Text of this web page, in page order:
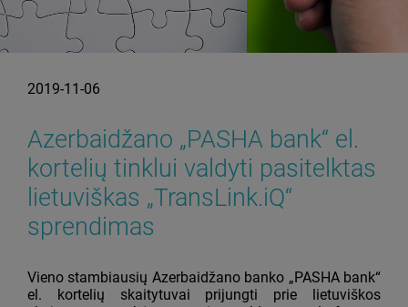
2019-11-06
Azerbaidžano „PASHA bank“ el.
kortelių tinklui valdyti pasitelktas
lietuviškas „TransLink.iQ“
sprendimas
Vieno stambiausių Azerbaidžano banko „PASHA bank“
el. kortelių skaitytuvai prijungti prie lietuviškos